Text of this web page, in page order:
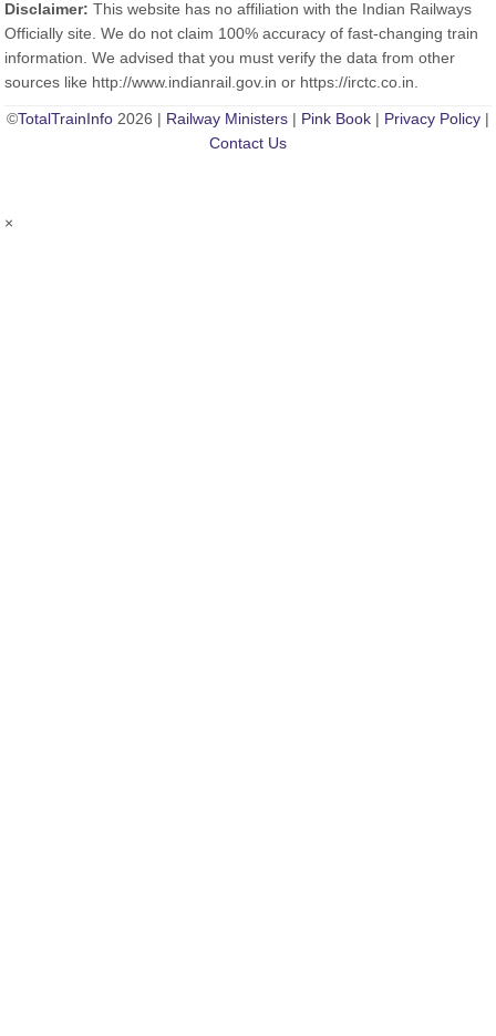
Disclaimer: This website has no affiliation with the Indian Railways
Officially site. We do not claim 100% accuracy of fast-changing train
information. We advised that you must verify the data from other
sources like http://www.indianrail.gov.in or https://irctc.co.in.
©TotalTrainInfo 2026 | Railway Ministers | Pink Book | Privacy Policy |
Contact Us
×